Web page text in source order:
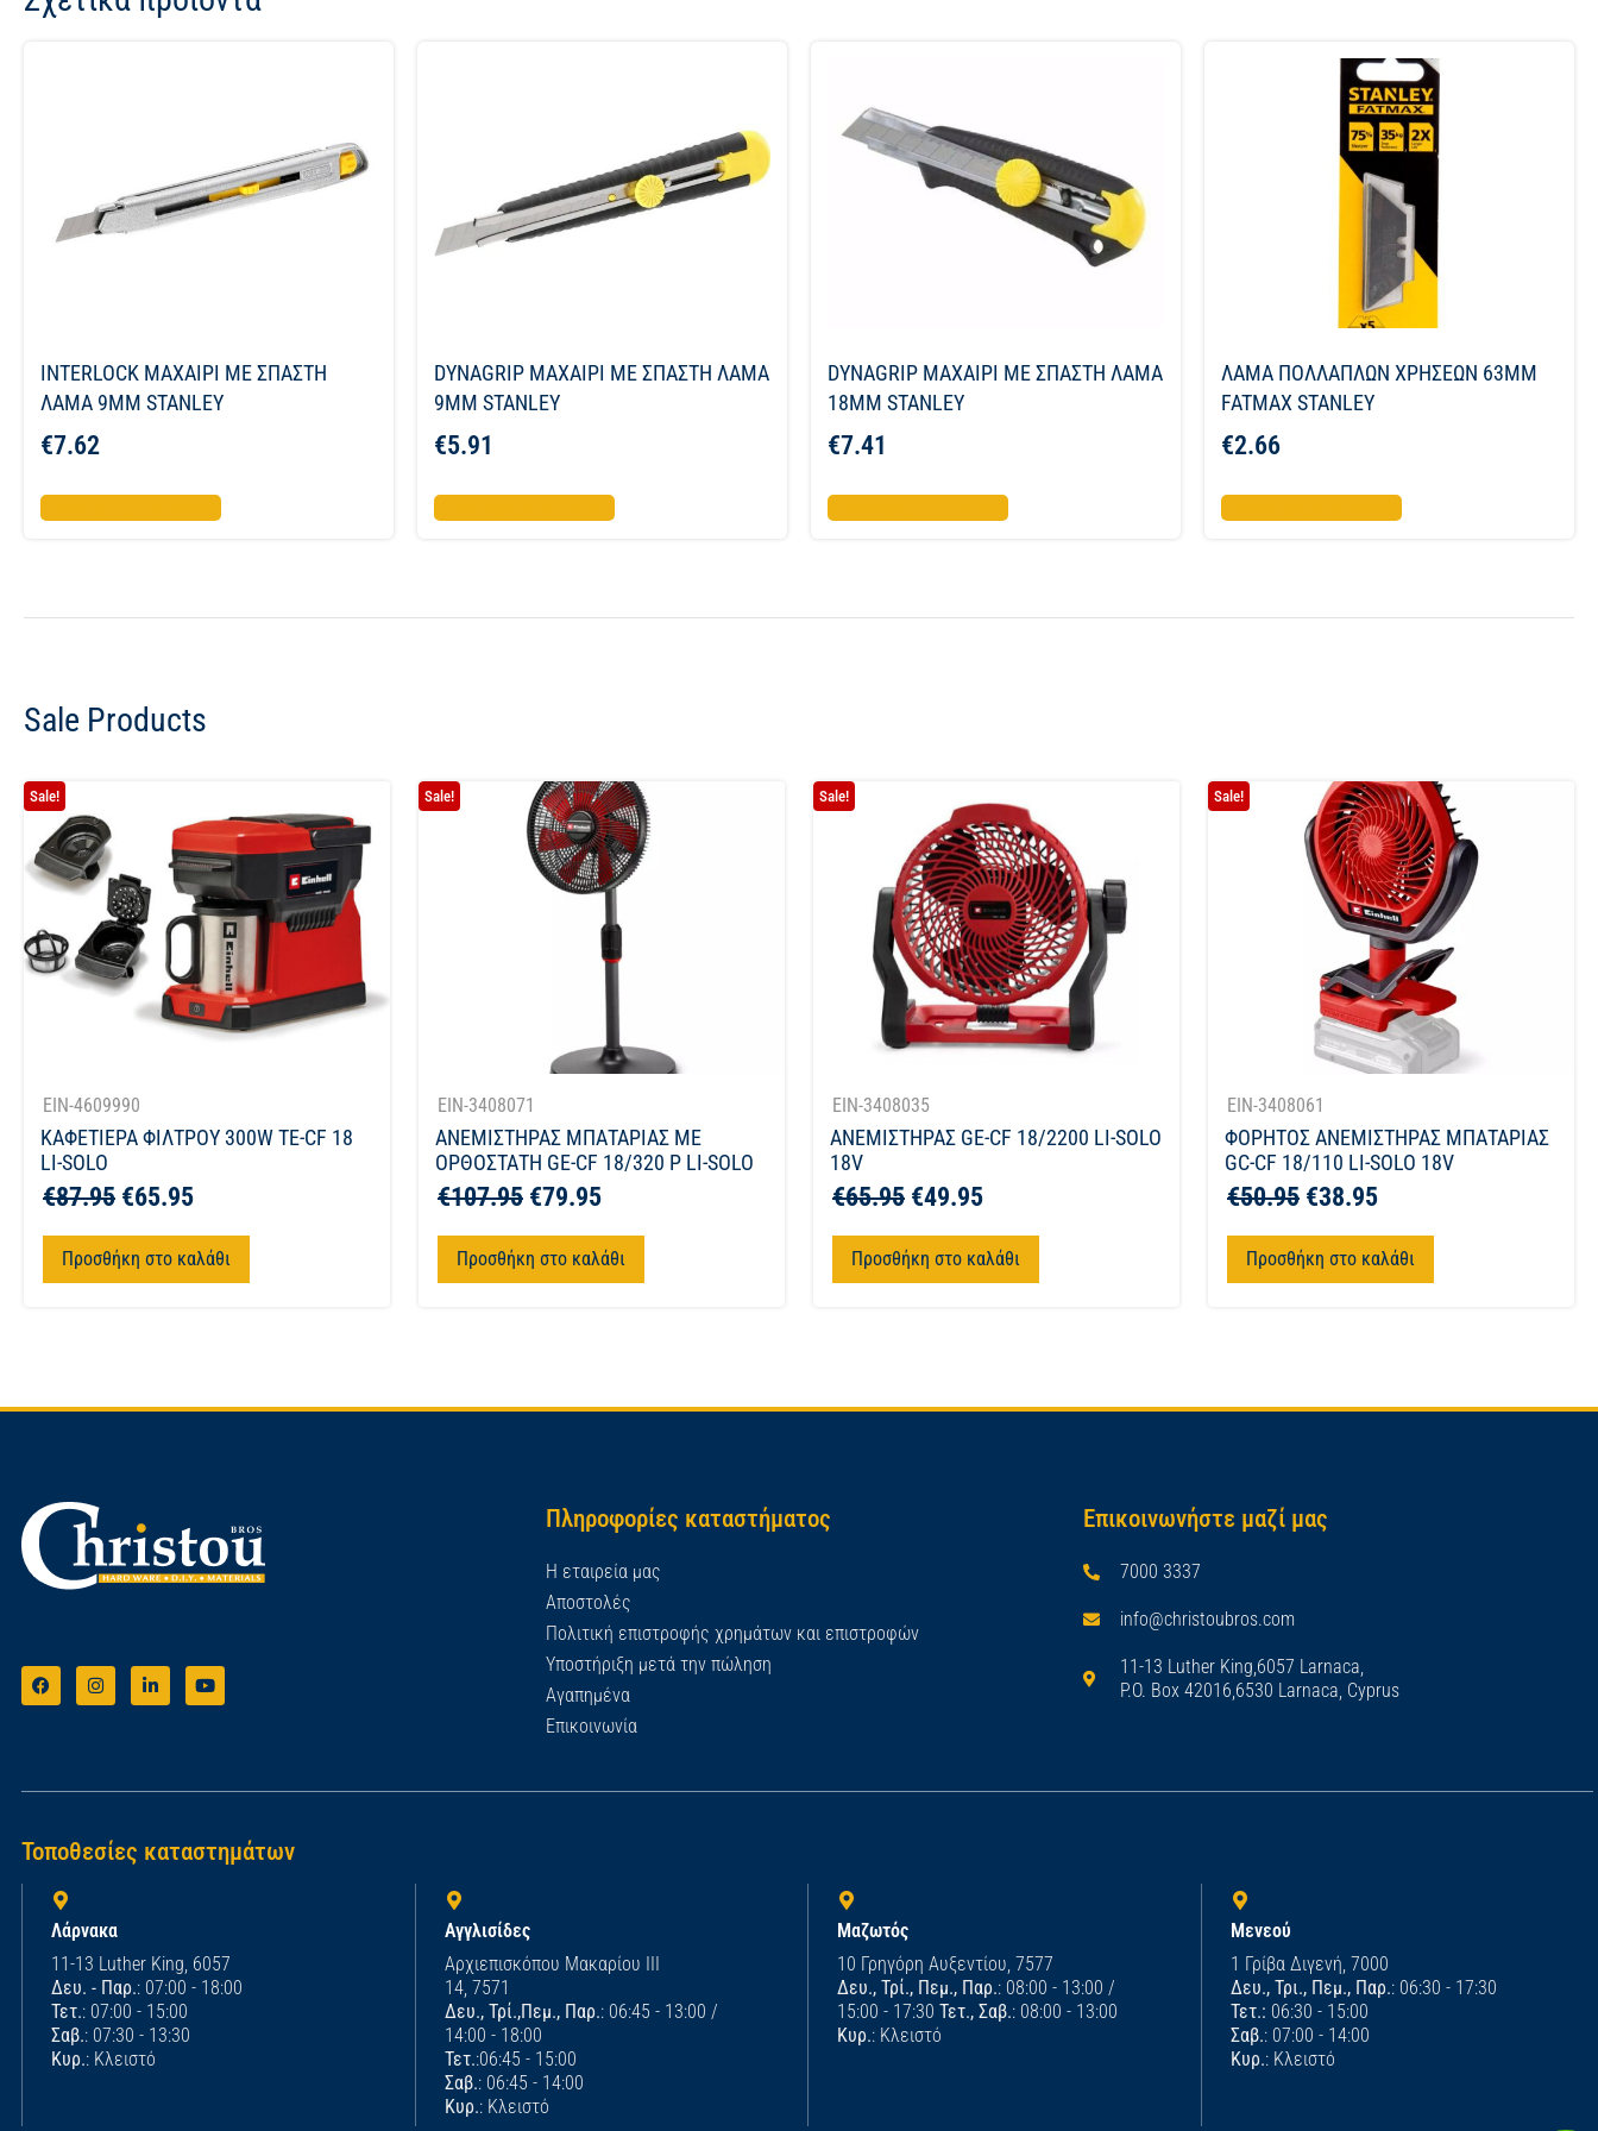
INTERLOCK ΜΑΧΑΙΡΙ ΜΕ ΣΠΑΣΤΗ
ΛΑΜΑ 9ΜΜ STANLEY
€7.62
DYNAGRIP ΜΑΧΑΙΡΙ ME ΣΠΑΣΤΗ ΛΑΜΑ
9MM STANLEY
€5.91
DYNAGRIP ΜΑΧΑΙΡΙ ME ΣΠΑΣΤΗ ΛΑΜΑ
18MM STANLEY
€7.41
ΛΑΜΑ ΠΟΛΛΑΠΛΩΝ ΧΡΗΣΕΩΝ 63ΜΜ
FATMAX STANLEY
€2.66
Sale Products
Sale!
EIN-4609990
ΚΑΦΕΤΙΕΡΑ ΦΙΛΤΡΟΥ 300W TE-CF 18
LI-SOLO
€87.95 €65.95
Προσθήκη στο καλάθι
Sale!
EIN-3408071
ΑΝΕΜΙΣΤΗΡΑΣ ΜΠΑΤΑΡΙΑΣ ΜΕ
ΟΡΘΟΣΤΑΤΗ GE-CF 18/320 P LI-SOLO
€107.95 €79.95
Προσθήκη στο καλάθι
Sale!
EIN-3408035
ΑΝΕΜΙΣΤΗΡΑΣ GE-CF 18/2200 LI-SOLO
18V
€65.95 €49.95
Προσθήκη στο καλάθι
Sale!
EIN-3408061
ΦΟΡΗΤΟΣ ΑΝΕΜΙΣΤΗΡΑΣ ΜΠΑΤΑΡΙΑΣ
GC-CF 18/110 LI-SOLO 18V
€50.95 €38.95
Προσθήκη στο καλάθι
Πληροφορίες καταστήματος
Η εταιρεία μας
Αποστολές
Πολιτική επιστροφής χρημάτων και επιστροφών
Υποστήριξη μετά την πώληση
Αγαπημένα
Επικοινωνία
Επικοινωνήστε μαζί μας
7000 3337
info@christoubros.com
11-13 Luther King,6057 Larnaca,
P.O. Box 42016,6530 Larnaca, Cyprus
Τοποθεσίες καταστημάτων
Λάρνακα
11-13 Luther King, 6057
Δευ. - Παρ.: 07:00 - 18:00
Τετ.: 07:00 - 15:00
Σαβ.: 07:30 - 13:30
Κυρ.: Κλειστό
Αγγλισίδες
Αρχιεπισκόπου Μακαρίου ΙΙΙ
14, 7571
Δευ., Τρί.,Πεμ., Παρ.: 06:45 - 13:00 /
14:00 - 18:00
Τετ.:06:45 - 15:00
Σαβ.: 06:45 - 14:00
Κυρ.: Κλειστό
Μαζωτός
10 Γρηγόρη Αυξεντίου, 7577
Δευ., Τρί., Πεμ., Παρ.: 08:00 - 13:00 /
15:00 - 17:30 Τετ., Σαβ.: 08:00 - 13:00
Κυρ.: Κλειστό
Μενεού
1 Γρίβα Διγενή, 7000
Δευ., Τρι., Πεμ., Παρ.: 06:30 - 17:30
Τετ.: 06:30 - 15:00
Σαβ.: 07:00 - 14:00
Κυρ.: Κλειστό